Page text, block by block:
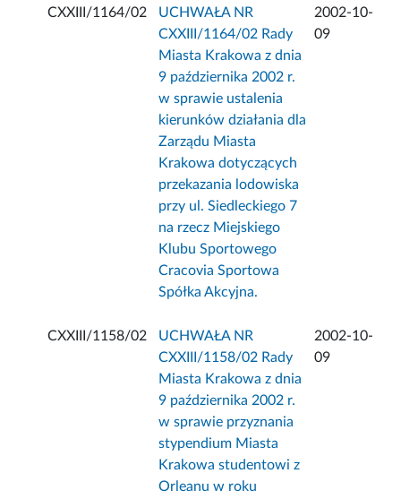
CXXIII/1164/02
UCHWAŁA NR
CXXIII/1164/02 Rady
Miasta Krakowa z dnia
9 października 2002 r.
w sprawie ustalenia
kierunków działania dla
Zarządu Miasta
Krakowa dotyczących
przekazania lodowiska
przy ul. Siedleckiego 7
na rzecz Miejskiego
Klubu Sportowego
Cracovia Sportowa
Spółka Akcyjna.
2002-10-
09
CXXIII/1158/02
UCHWAŁA NR
CXXIII/1158/02 Rady
Miasta Krakowa z dnia
9 października 2002 r.
w sprawie przyznania
stypendium Miasta
Krakowa studentowi z
Orleanu w roku
2002-10-
09